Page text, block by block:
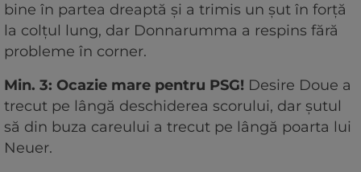
bine în partea dreaptă și a trimis un șut în forță
la colțul lung, dar Donnarumma a respins fără
probleme în corner.
Min. 3: Ocazie mare pentru PSG! Desire Doue a
trecut pe lângă deschiderea scorului, dar șutul
să din buza careului a trecut pe lângă poarta lui
Neuer.